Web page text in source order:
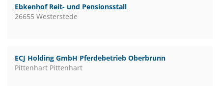
Ebkenhof Reit- und Pensionsstall
26655 Westerstede
ECJ Holding GmbH Pferdebetrieb Oberbrunn
Pittenhart Pittenhart